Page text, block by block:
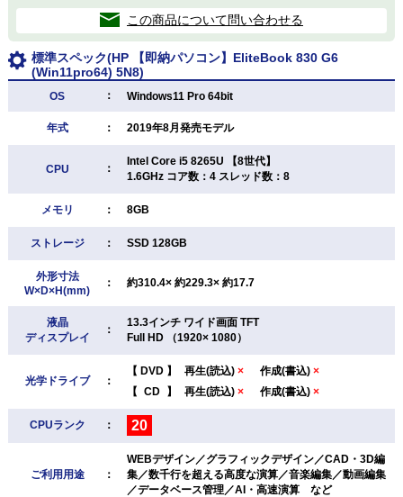
この商品について問い合わせる
標準スペック(HP 【即納パソコン】EliteBook 830 G6
(Win11pro64) 5N8)
OS ： Windows11 Pro 64bit
年式 ： 2019年8月発売モデル
CPU ：
Intel Core i5 8265U 【8世代】
1.6GHz コア数：4 スレッド数：8
メモリ ： 8GB
ストレージ ： SSD 128GB
外形寸法
W×D×H(mm)
： 約310.4× 約229.3× 約17.7
液晶
ディスプレイ
：
13.3インチ ワイド画面 TFT
Full HD （1920× 1080）
光学ドライブ ：
【 DVD 】 再生(読込) × 作成(書込) ×
【 CD 】 再生(読込) × 作成(書込) ×
CPUランク ： 20
ご利用用途 ：
WEBデザイン／グラフィックデザイン／CAD・3D編
集／数千行を超える高度な演算／音楽編集／動画編集
／データベース管理／AI・高速演算 など